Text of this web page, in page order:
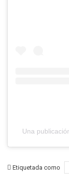
Una
Etiquetada como